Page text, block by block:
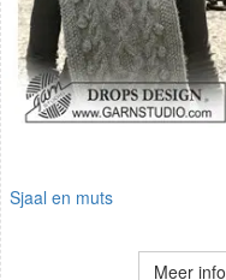
Sjaal en muts
Meer info